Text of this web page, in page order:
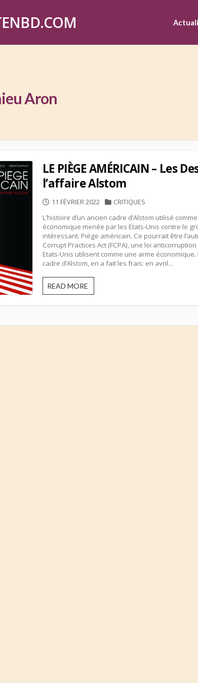
Aron
LE PIÈGE AMÉRICAIN – Les
l’affaire Alstom
PUBLISHED
11 FÉVRIER 2022 CATEGORIES
CRITIQUES
L’histoire d’un ancien cadre d’Alstom utilisé
économique menée par les Etats-Unis contre le
intéressant. Piège américain. Ce pourrait être
Corrupt Practices Act (FCPA), une loi
Etats-Unis utilisent comme une arme économique.
cadre d’Alstom, en a fait les frais: en avril...
READ MORE
PIÈGE
Les